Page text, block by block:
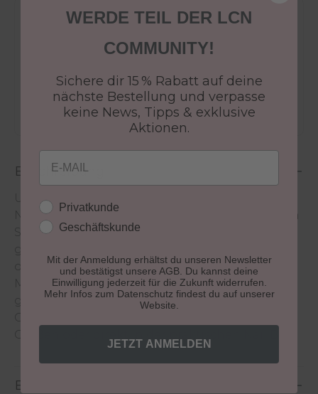
Versandkostenfrei ab 50€
30 Tage Rückgaberecht
Jetzt shoppen - bezahlen in 30 Tagen
Beschreibung
Ultradünne, stabile und extrem flexible
Nageltips mit kurzer Auflagefläche und geraden
Seitenlinien. Für jeden Nageltyp geeignet, die
optimal an. Die besondere
Materialzusammensetzung der Nageltips
garantiert eine optimale Verbindung mit der
Bewertungen
WERDE TEIL DER LCN
COMMUNITY!
Sichere dir 15 % Rabatt auf deine
nächste Bestellung und verpasse
keine News, Tipps & exklusive
Aktionen.
Email
Kundengruppe
Privatkunde
Geschäftskunde
Mit der Anmeldung erhältst du unseren Newsletter
und bestätigst unsere AGB. Du kannst deine
Einwilligung jederzeit für die Zukunft widerrufen.
Mehr Infos zum Datenschutz findest du auf unserer
Website.
JETZT ANMELDEN